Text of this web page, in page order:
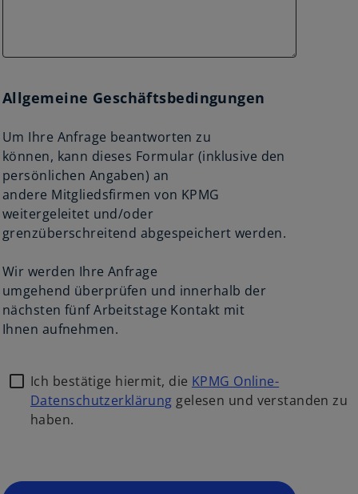
Allgemeine Geschäftsbedingungen
Um Ihre Anfrage beantworten zu
können, kann dieses Formular (inklusive den
persönlichen Angaben) an
andere Mitgliedsfirmen von KPMG
weitergeleitet und/oder
grenzüberschreitend abgespeichert werden.
Wir werden Ihre Anfrage
umgehend überprüfen und innerhalb der
nächsten fünf Arbeitstage Kontakt mit
Ihnen aufnehmen.
Ich bestätige hiermit, die KPMG Online-
Datenschutzerklärung gelesen und verstanden zu
haben.